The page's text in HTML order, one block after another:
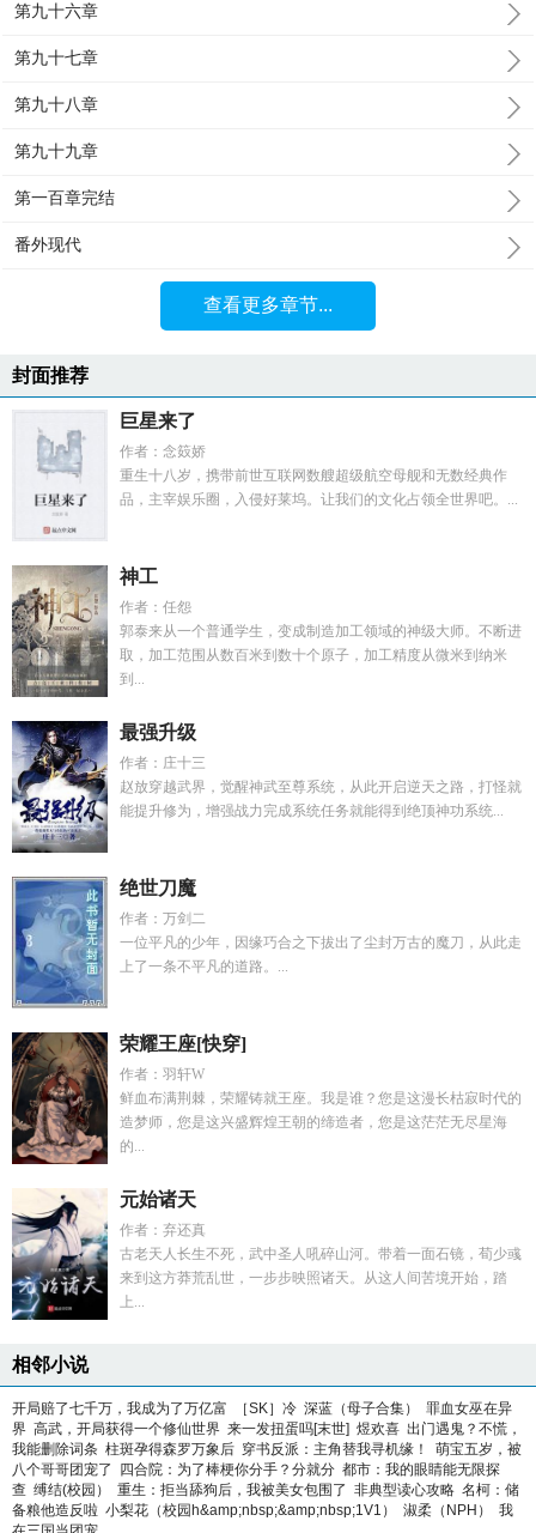
第九十六章
第九十七章
第九十八章
第九十九章
第一百章完结
番外现代
查看更多章节...
封面推荐
巨星来了
作者：念笯娇
重生十八岁，携带前世互联网数艘超级航空母舰和无数经典作
品，主宰娱乐圈，入侵好莱坞。让我们的文化占领全世界吧。...
神工
作者：任怨
郭泰来从一个普通学生，变成制造加工领域的神级大师。不断进
取，加工范围从数百米到数十个原子，加工精度从微米到纳米
到...
最强升级
作者：庄十三
赵放穿越武界，觉醒神武至尊系统，从此开启逆天之路，打怪就
能提升修为，增强战力完成系统任务就能得到绝顶神功系统...
绝世刀魔
作者：万剑二
一位平凡的少年，因缘巧合之下拔出了尘封万古的魔刀，从此走
上了一条不平凡的道路。...
荣耀王座[快穿]
作者：羽轩W
鲜血布满荆棘，荣耀铸就王座。我是谁？您是这漫长枯寂时代的
造梦师，您是这兴盛辉煌王朝的缔造者，您是这茫茫无尽星海
的...
元始诸天
作者：弃还真
古老天人长生不死，武中圣人吼碎山河。带着一面石镜，荀少彧
来到这方莽荒乱世，一步步映照诸天。从这人间苦境开始，踏
上...
相邻小说
开局赔了七千万，我成为了万亿富 ［SK］冷 深蓝（母子合集）
罪血女巫在异
界 高武，开局获得一个修仙世界 来一发扭蛋吗[末世] 煜欢喜 出门遇鬼？不慌，
我能删除词条 柱斑孕得森罗万象后 穿书反派：主角替我寻机缘！
萌宝五岁，被
八个哥哥团宠了
四合院：为了棒梗你分手？分就分 都市：我的眼睛能无限探
查 缚结(校园） 重生：拒当舔狗后，我被美女包围了 非典型读心攻略 名柯：储
备粮他造反啦 小梨花（校园h&amp;nbsp;&amp;nbsp;1V1） 淑柔（NPH）
我